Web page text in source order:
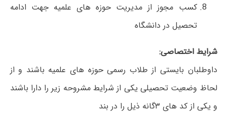
کسب مجوز از مدیریت حوزه های علمیه جهت ادامه
تحصیل در دانشگاه
شرایط اختصاصی:
داوطلبان بایستی از طلاب رسمی حوزه های علمیه باشند و از
لحاظ وضعیت تحصیلی یکی از شرایط مشروحه زیر را دارا باشند
و یکی از کد های ۳گانه ذیل را در بند